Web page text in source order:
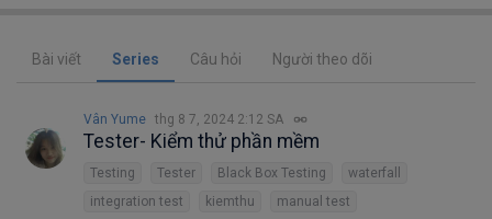
Bài viết Series Câu hỏi Người theo dõi
Vân Yume thg 8 7, 2024 2:12 SA
Tester- Kiểm thử phần mềm
Testing Tester Black Box Testing
waterfall
integration test
kiemthu
manual test